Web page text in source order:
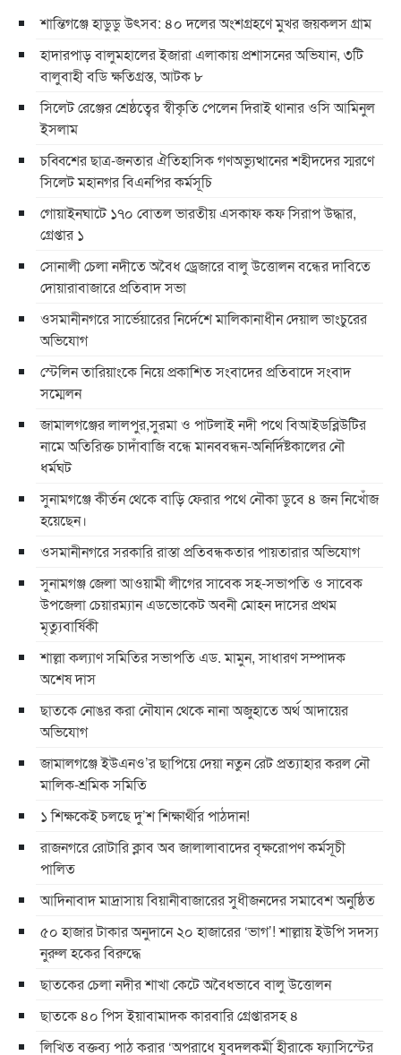
শান্তিগঞ্জে হাডুডু উৎসব: ৪০ দলের অংশগ্রহণে মুখর জয়কলস গ্রাম
হাদারপাড় বালুমহালের ইজারা এলাকায় প্রশাসনের অভিযান, ৩টি
বালুবাহী বডি ক্ষতিগ্রস্ত, আটক ৮
সিলেট রেঞ্জের শ্রেষ্ঠত্বের স্বীকৃতি পেলেন দিরাই থানার ওসি আমিনুল
ইসলাম
চব্বিশের ছাত্র-জনতার ঐতিহাসিক গণঅভ্যুত্থানের শহীদদের স্মরণে
সিলেট মহানগর বিএনপির কর্মসূচি
গোয়াইনঘাটে ১৭০ বোতল ভারতীয় এসকাফ কফ সিরাপ উদ্ধার,
গ্রেপ্তার ১
সোনালী চেলা নদীতে অবৈধ ড্রেজারে বালু উত্তোলন বন্ধের দাবিতে
দোয়ারাবাজারে প্রতিবাদ সভা
ওসমানীনগরে সার্ভেয়ারের নির্দেশে মালিকানাধীন দেয়াল ভাংচুরের
অভিযোগ
স্টেলিন তারিয়াংকে নিয়ে প্রকাশিত সংবাদের প্রতিবাদে সংবাদ
সম্মেলন
জামালগঞ্জের লালপুর,সুরমা ও পাটলাই নদী পথে বিআইডব্লিউটির
নামে অতিরিক্ত চাদাঁবাজি বন্ধে মানববন্ধন-অনির্দিষ্টকালের নৌ
ধর্মঘট
সুনামগঞ্জে কীর্তন থেকে বাড়ি ফেরার পথে নৌকা ডুবে ৪ জন নিখোঁজ
হয়েছেন।
ওসমানীনগরে সরকারি রাস্তা প্রতিবন্ধকতার পায়তারার অভিযোগ
সুনামগঞ্জ জেলা আওয়ামী লীগের সাবেক সহ-সভাপতি ও সাবেক
উপজেলা চেয়ারম্যান এডভোকেট অবনী মোহন দাসের প্রথম
মৃত্যুবার্ষিকী
শাল্লা কল্যাণ সমিতির সভাপতি এড. মামুন, সাধারণ সম্পাদক
অশেষ দাস
ছাতকে নোঙর করা নৌযান থেকে নানা অজুহাতে অর্থ আদায়ের
অভিযোগ
জামালগঞ্জে ইউএনও’র ছাপিয়ে দেয়া নতুন রেট প্রত্যাহার করল নৌ
মালিক-শ্রমিক সমিতি
১ শিক্ষকেই চলছে দু’শ শিক্ষার্থীর পাঠদান!
রাজনগরে রোটারি ক্লাব অব জালালাবাদের বৃক্ষরোপণ কর্মসূচী
পালিত
আদিনাবাদ মাদ্রাসায় বিয়ানীবাজারের সুধীজনদের সমাবেশ অনুষ্ঠিত
৫০ হাজার টাকার অনুদানে ২০ হাজারের ‘ভাগ’! শাল্লায় ইউপি সদস্য
নুরুল হকের বিরুদ্ধে
ছাতকের চেলা নদীর শাখা কেটে অবৈধভাবে বালু উত্তোলন
ছাতকে ৪০ পিস ইয়াবামাদক কারবারি গ্রেপ্তারসহ ৪
লিখিত বক্তব্য পাঠ করার ‘অপরাধে যুবদলকর্মী হীরাকে ফ্যাসিস্টের